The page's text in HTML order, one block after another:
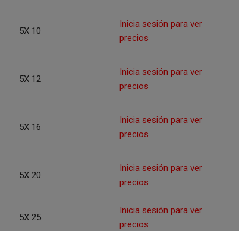
5X 10
Inicia sesión para ver
precios
5X 12
Inicia sesión para ver
precios
5X 16
Inicia sesión para ver
precios
5X 20
Inicia sesión para ver
precios
5X 25
Inicia sesión para ver
precios